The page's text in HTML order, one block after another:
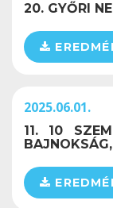
20. GYŐRI
2025.06.01.
11. 10